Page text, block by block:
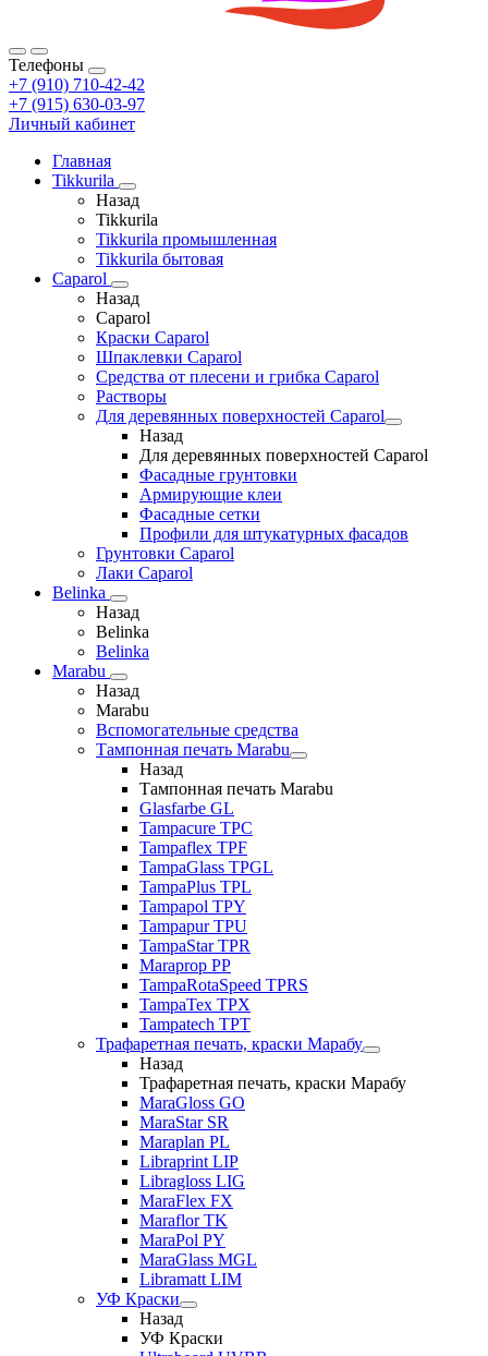
Телефоны
+7 (910) 710-42-42
+7 (915) 630-03-97
Личный кабинет
Главная
Tikkurila
Назад
Tikkurila
Tikkurila промышленная
Tikkurila бытовая
Caparol
Назад
Caparol
Краски Caparol
Шпаклевки Caparol
Средства от плесени и грибка Caparol
Растворы
Для деревянных поверхностей Caparol
Назад
Для деревянных поверхностей Caparol
Фасадные грунтовки
Армирующие клеи
Фасадные сетки
Профили для штукатурных фасадов
Грунтовки Caparol
Лаки Caparol
Belinka
Назад
Belinka
Belinka
Marabu
Назад
Marabu
Вспомогательные средства
Тампонная печать Marabu
Назад
Тампонная печать Marabu
Glasfarbe GL
Tampacure TPC
Tampaflex TPF
TampaGlass TPGL
TampaPlus TPL
Tampapol TPY
Tampapur TPU
TampaStar TPR
Maraprop PP
TampaRotaSpeed TPRS
TampaTex TPX
Tampatech TPT
Трафаретная печать, краски Марабу
Назад
Трафаретная печать, краски Марабу
MaraGloss GO
MaraStar SR
Maraplan PL
Libraprint LIP
Libragloss LIG
MaraFlex FX
Maraflor TK
MaraPol PY
MaraGlass MGL
Libramatt LIM
УФ Краски
Назад
УФ Краски